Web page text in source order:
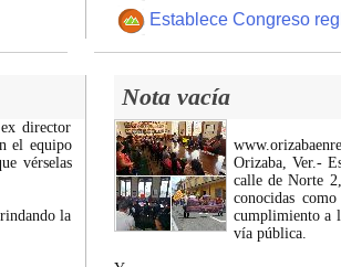
Establece Congreso
Nota vacía
director
el equipo
vérselas
la
Orizaba, Ver.-
calle de Norte
conocidas
cumplimiento a
vía pública.